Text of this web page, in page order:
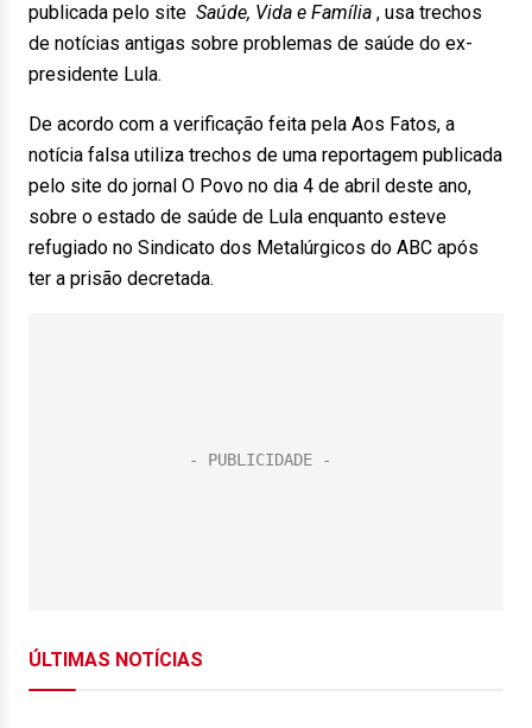
publicada pelo site Saúde, Vida e Família , usa trechos
de notícias antigas sobre problemas de saúde do ex-
presidente Lula.
De acordo com a verificação feita pela Aos Fatos, a
notícia falsa utiliza trechos de uma reportagem publicada
pelo site do jornal O Povo no dia 4 de abril deste ano,
sobre o estado de saúde de Lula enquanto esteve
refugiado no Sindicato dos Metalúrgicos do ABC após
ter a prisão decretada.